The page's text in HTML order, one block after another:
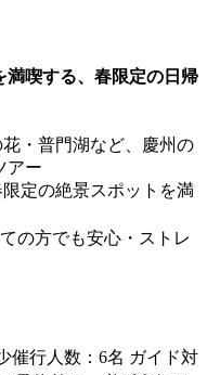
満喫する、春限定の日帰
・普門湖など、慶州の
アー
定の絶景スポットを満
の方でも安心・ストレ
催行人数：6名 ガイド対